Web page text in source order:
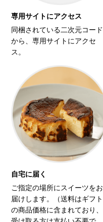
専用サイトにアクセス
同梱されている二次元コード
から、専用サイトにアクセ
ス。
自宅に届く
ご指定の場所にスイーツをお
届けします。（送料はギフト
の商品価格に含まれており、